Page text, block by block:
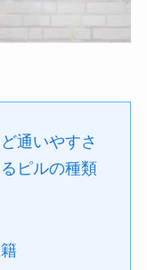
通いやすさ
ピルの種類